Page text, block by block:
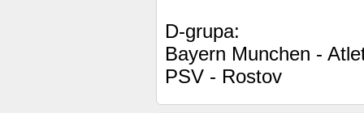
D-grupa:
Bayern Munchen -
PSV - Rostov